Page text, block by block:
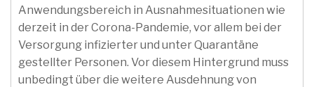
Anwendungsbereich in Ausnahmesituationen wie
derzeit in der Corona-Pandemie, vor allem bei der
Versorgung infizierter und unter Quarantäne
gestellter Personen. Vor diesem Hintergrund muss
unbedingt über die weitere Ausdehnung von